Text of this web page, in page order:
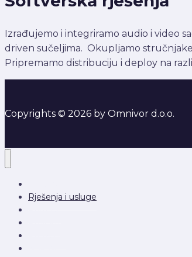
Izrađujemo i integriramo audio i video
driven sučeljima. Okupljamo
Pripremamo distribuciju i deploy na
Copyrights © 2026 by Omnivor d.o.o.
Rješenja i usluge